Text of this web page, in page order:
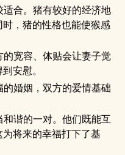
合。猪有较好的经济地
，猪的性格也能使猴感
宽容、体贴会让妻子觉
安慰。
婚姻，双方的爱情基础
谐的一对。他们既能互
将来的幸福打下了基